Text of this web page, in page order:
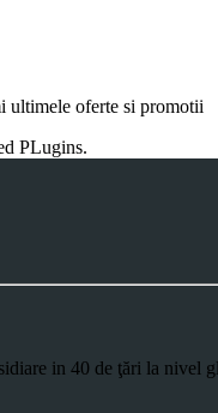
ultimele oferte si promotii
PLugins.
in 40 de ţări la